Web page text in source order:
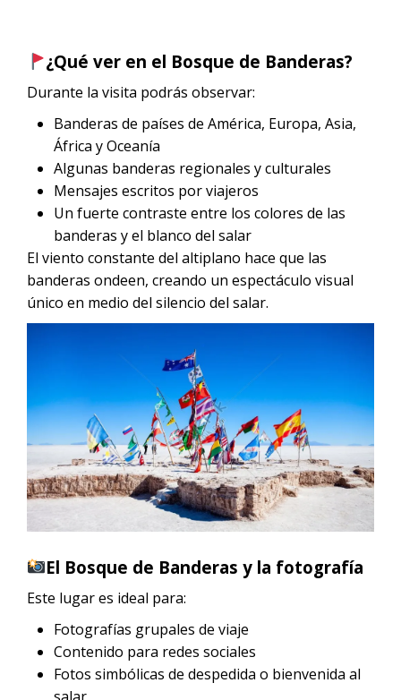
¿Qué ver en el Bosque de Banderas?
Durante la visita podrás observar:
Banderas de países de América, Europa, Asia,
África y Oceanía
Algunas banderas regionales y culturales
Mensajes escritos por viajeros
Un fuerte contraste entre los colores de las
banderas y el blanco del salar
El viento constante del altiplano hace que las
banderas ondeen, creando un espectáculo visual
único en medio del silencio del salar.
El Bosque de Banderas y la fotografía
Este lugar es ideal para:
Fotografías grupales de viaje
Contenido para redes sociales
Fotos simbólicas de despedida o bienvenida al
salar